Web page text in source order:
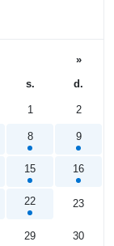
»
s. d.
1 2
8 9
15 16
22 23
29 30